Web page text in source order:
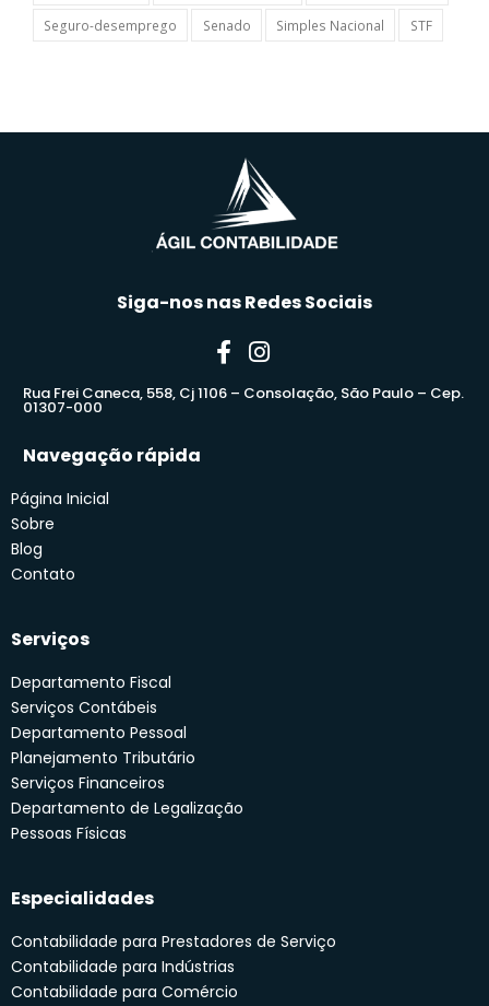
Seguro-desemprego
Senado Simples Nacional STF
Siga-nos nas Redes Sociais
Rua Frei Caneca, 558, Cj 1106 – Consolação, São Paulo – Cep.
01307-000
Navegação rápida
Página Inicial
Sobre
Blog
Contato
Serviços
Departamento Fiscal
Serviços Contábeis
Departamento Pessoal
Planejamento Tributário
Serviços Financeiros
Departamento de Legalização
Pessoas Físicas
Especialidades
Contabilidade para Prestadores de Serviço
Contabilidade para Indústrias
Contabilidade para Comércio